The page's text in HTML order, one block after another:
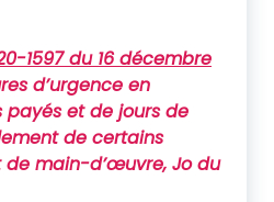
1597 du 16 décembre
d’urgence en
et de jours de
de certains
main-d’œuvre, Jo du